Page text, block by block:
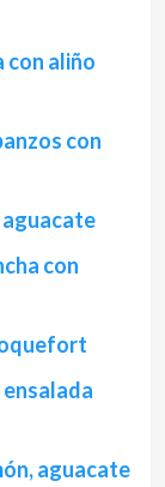
con aliño
con
aguacate
con
aguacate